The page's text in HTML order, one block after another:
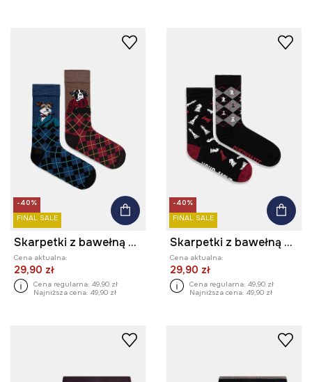
-40%
FINAL SALE
Skarpetki z bawełną męskie w psy (2-pack)
Cena aktualna:
29,90 zł
Cena regularna: 49,90 zł
Najniższa cena: 49,90 zł
-40%
FINAL SALE
Skarpetki z bawełną męskie w szachy (2-pack)
Cena aktualna:
29,90 zł
Cena regularna: 49,90 zł
Najniższa cena: 49,90 zł